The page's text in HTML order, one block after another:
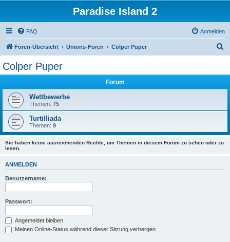
Paradise Island 2
FAQ Anmelden
Foren-Übersicht Unions-Foren Colper Puper
Colper Puper
Forum
Wettbewerbe
Themen: 75
Turtilliada
Themen: 9
Sie haben keine ausreichenden Rechte, um Themen in diesem Forum zu sehen oder zu
lesen.
ANMELDEN
Benutzername:
Passwort:
Angemeldet bleiben
Meinen Online-Status während dieser Sitzung verbergen